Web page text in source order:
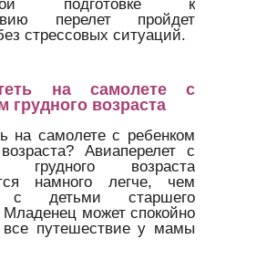
перелет пройдет
стрессовых ситуаций.
на самолете с
грудного возраста
на самолете с ребенком
возраста? Авиаперелет с
грудного возраста
намного легче, чем
с детьми старшего
Младенец может спокойно
все путешествие у мамы